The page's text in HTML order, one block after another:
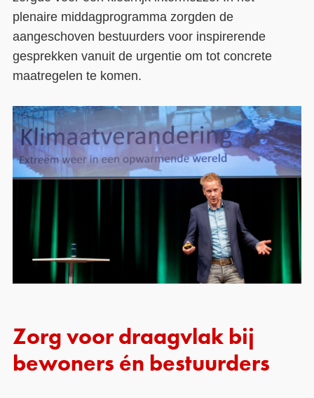
plenaire middagprogramma zorgden de
aangeschoven bestuurders voor inspirerende
gesprekken vanuit de urgentie om tot concrete
maatregelen te komen.
Zorg voor draagvlak bij
bewoners én bestuurders